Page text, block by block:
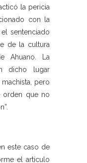
la pericia
con la
sentenciado
de la cultura
Ahuano. La
dicho lugar
pero
que no
este caso de
el artículo